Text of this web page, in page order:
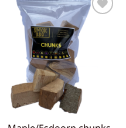
Toevoegen
verlanglijst